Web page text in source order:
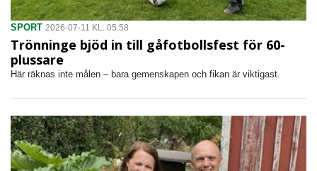
SPORT 2026-07-11 KL. 05:58
Trönninge bjöd in till gåfotbollsfest för 60-
plussare
Här räknas inte målen – bara gemenskapen och fikan är viktigast.